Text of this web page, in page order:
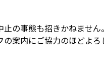
の事態も招きかねません。
案内にご協力のほどよろ